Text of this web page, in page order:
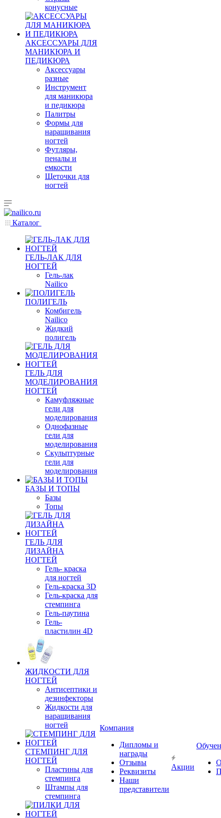
конусные
АКСЕССУАРЫ ДЛЯ
МАНИКЮРА И
ПЕДИКЮРА
Аксессуары
разные
Инструмент
для маникюра
и педикюра
Палитры
Формы для
наращивания
ногтей
Футляры,
пеналы и
емкости
Щеточки для
ногтей
Каталог
ГЕЛЬ-ЛАК ДЛЯ
НОГТЕЙ
Гель-лак
Nailico
ПОЛИГЕЛЬ
Комбигель
Nailico
Жидкий
полигель
ГЕЛЬ ДЛЯ
МОДЕЛИРОВАНИЯ
НОГТЕЙ
Камуфляжные
гели для
моделирования
Однофазные
гели для
моделирования
Скульптурные
гели для
моделирования
БАЗЫ И ТОПЫ
Базы
Топы
ГЕЛЬ ДЛЯ
ДИЗАЙНА
НОГТЕЙ
Гель- краска
для ногтей
Гель-краска 3D
Гель-краска для
стемпинга
Гель-паутина
Гель-
пластилин 4D
ЖИДКОСТИ ДЛЯ
НОГТЕЙ
Антисептики и
дезинфекторы
Жидкости для
наращивания
ногтей
СТЕМПИНГ ДЛЯ
НОГТЕЙ
Пластины для
стемпинга
Штампы для
стемпинга
Компания
Дипломы и
награды
Отзывы
Реквизиты
Наши
представители
Акции